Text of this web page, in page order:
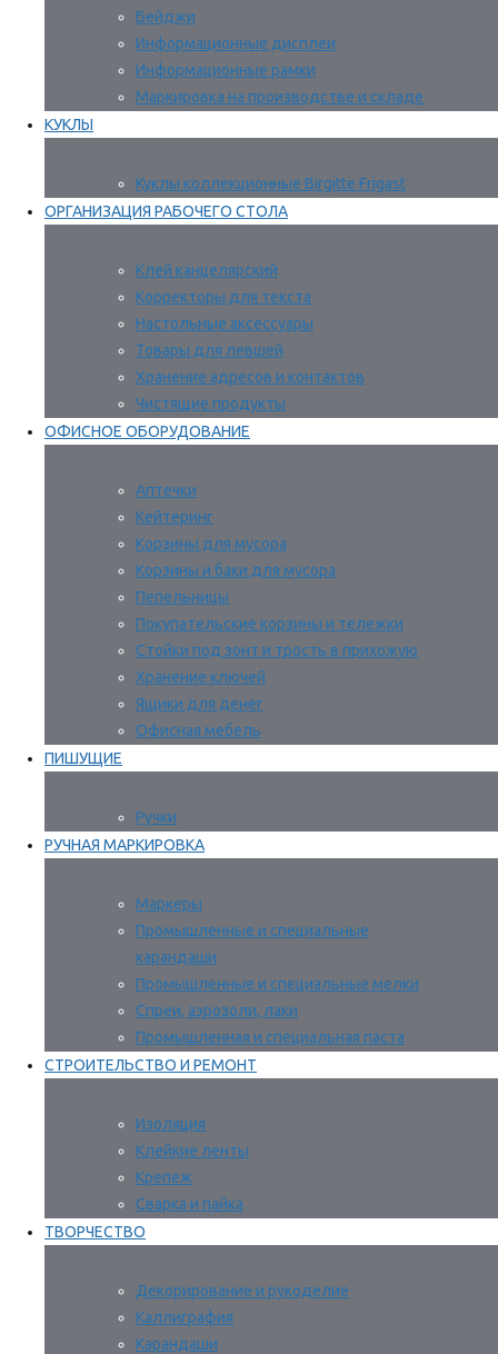
Бейджи
Информационные дисплеи
Информационные рамки
Маркировка на производстве и складе
КУКЛЫ
Куклы коллекционные Birgitte Frigast
ОРГАНИЗАЦИЯ РАБОЧЕГО СТОЛА
Клей канцелярский
Корректоры для текста
Настольные аксессуары
Товары для левшей
Хранение адресов и контактов
Чистящие продукты
ОФИСНОЕ ОБОРУДОВАНИЕ
Аптечки
Кейтеринг
Корзины для мусора
Корзины и баки для мусора
Пепельницы
Покупательские корзины и тележки
Стойки под зонт и трость в прихожую
Хранение ключей
Ящики для денег
Офисная мебель
ПИШУЩИЕ
Ручки
РУЧНАЯ МАРКИРОВКА
Маркеры
Промышленные и специальные
карандаши
Промышленные и специальные мелки
Спреи, аэрозоли, лаки
Промышленная и специальная паста
СТРОИТЕЛЬСТВО И РЕМОНТ
Изоляция
Клейкие ленты
Крепеж
Сварка и пайка
ТВОРЧЕСТВО
Декорирование и рукоделие
Каллиграфия
Карандаши